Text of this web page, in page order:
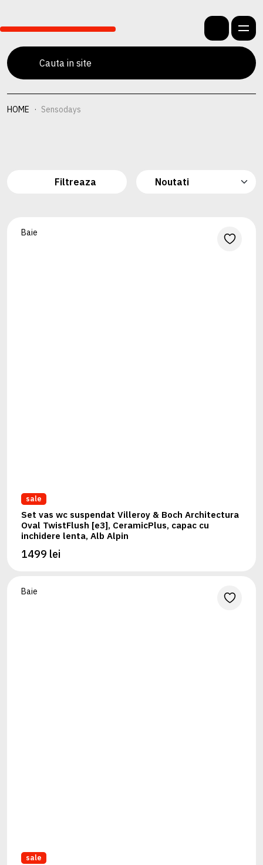
HOME Sensodays
Filtreaza
Baie
sale
Set vas wc suspendat Villeroy & Boch Architectura
Oval TwistFlush [e3], CeramicPlus, capac cu
inchidere lenta, Alb Alpin
1499 lei
Baie
sale